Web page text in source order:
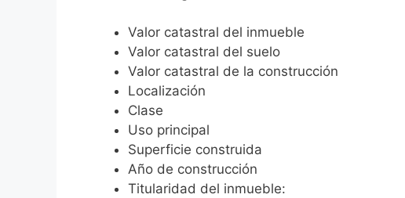
Valor catastral del inmueble
Valor catastral del suelo
Valor catastral de la construcción
Localización
Clase
Uso principal
Superficie construida
Año de construcción
Titularidad del inmueble: